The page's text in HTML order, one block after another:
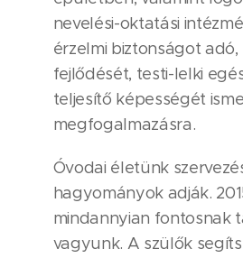
nevelési-oktatási
érzelmi biztonságot
fejlődését, testi-lelki
teljesítő képességét
megfogalmazásra.
Óvodai életünk
hagyományok adják.
mindannyian fontosnak
vagyunk. A szülők